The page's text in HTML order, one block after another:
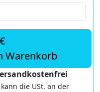
Warenkorb
die USt. an der